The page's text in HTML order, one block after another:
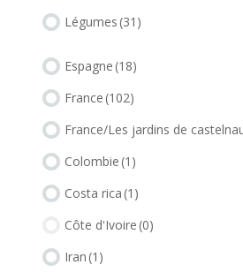
Légumes (31)
Espagne (18)
France (102)
France/Les jardins de
Colombie (1)
Costa rica (1)
Côte d'Ivoire (0)
Iran (1)